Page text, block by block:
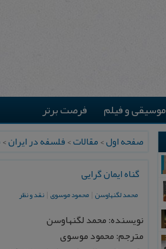
موسیقی و فیلم فرصت برتر
صفحه اول>مقالات>فلسفه در ایران>
گناه ایمان گرایی
محمد لگنهاوسن |محمود موسوی |نقد و نظر
نویسنده: محمد لگنهاوسن
مترجم: محمود موسوی